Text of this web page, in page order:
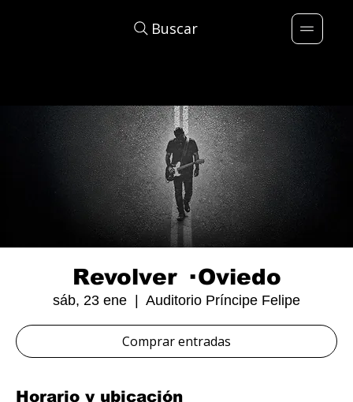
Buscar
Revolver · Oviedo
sáb, 23 ene Auditorio Príncipe Felipe
Comprar entradas
Horario y ubicación